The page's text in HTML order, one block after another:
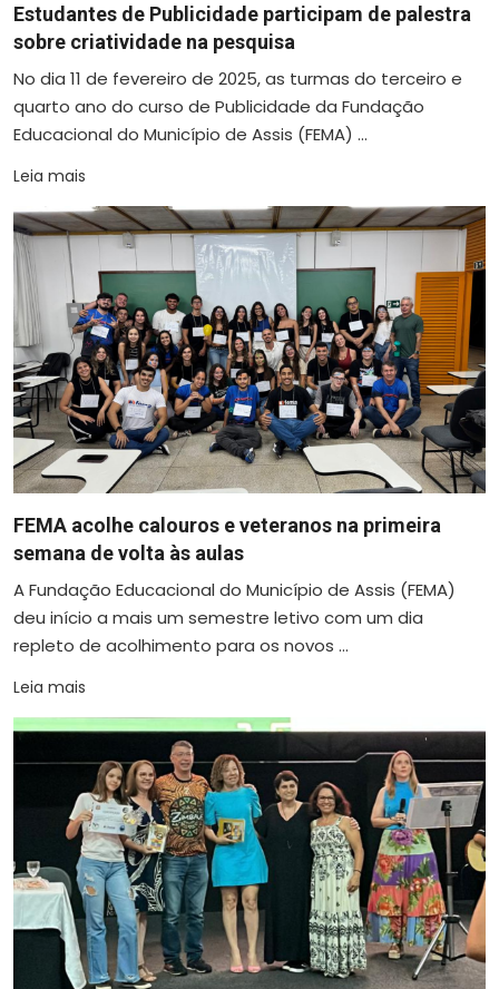
Estudantes de Publicidade participam de palestra
sobre criatividade na pesquisa
No dia 11 de fevereiro de 2025, as turmas do terceiro e
quarto ano do curso de Publicidade da Fundação
Educacional do Município de Assis (FEMA) ...
Leia mais
FEMA acolhe calouros e veteranos na primeira
semana de volta às aulas
A Fundação Educacional do Município de Assis (FEMA)
deu início a mais um semestre letivo com um dia
repleto de acolhimento para os novos ...
Leia mais